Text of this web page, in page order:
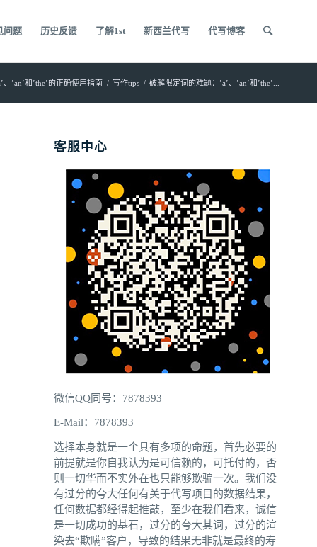
问题 历史反馈 了解1st 新西兰代写 代写博客
’an’和’the’的正确使用指南 / 写作tips / 破解限定词的难题：’a’、’an’和’the’...
客服中心
微信QQ同号：7878393
E-Mail：7878393
选择本身就是一个具有多项的命题，首先必要的
前提就是你自我认为是可信赖的，可托付的，否
则一切华而不实外在也只能够欺骗一次。我们没
有过分的夸大任何有关于代写项目的数据结果，
任何数据都经得起推敲，至少在我们看来，诚信
是一切成功的基石，过分的夸大其词，过分的渲
染去“欺瞒”客户，导致的结果无非就是最终的寿